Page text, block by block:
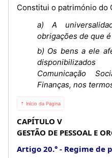
Constitui o património do
a) A
obrigações de que
b) Os bens a ele
Comunicação
Finanças, nos
⇡ Início da Página
CAPÍTULO V
GESTÃO DE PESSOAL E
Artigo 20.°
Regime de